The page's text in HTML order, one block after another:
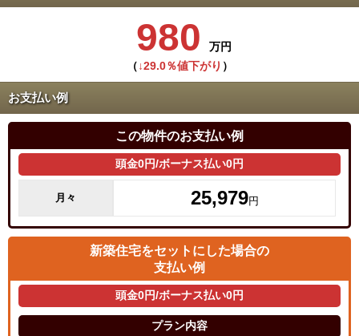
980
万円
（↓29.0％値下がり ）
お支払い例
この物件のお支払い例
頭金0円/ボーナス払い0円
月々 25,979円
新築住宅をセットにした場合の
支払い例
頭金0円/ボーナス払い0円
プラン内容